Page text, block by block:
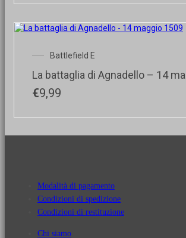
Battlefield E
La battaglia di Agnadello – 14
€9,99
Modalità di pagamento
Condizioni di spedizione
Condizioni di restituzione
Chi siamo